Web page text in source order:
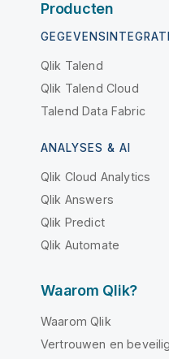
Producten
Qlik Talend
Qlik Talend Cloud
Talend Data Fabric
ANALYSES & AI
Qlik Cloud Analytics
Qlik Answers
Qlik Predict
Qlik Automate
Waarom Qlik?
Waarom Qlik
Vertrouwen en